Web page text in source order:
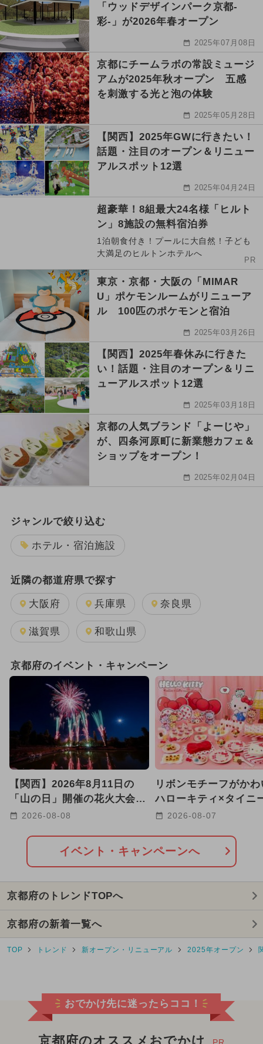
「ウッドデザインパーク京都-
彩-」が2026年春オープン
2025年07月08日
京都にチームラボの常設ミュージ
アムが2025年秋オープン 五感
を刺激する光と泡の体験
2025年05月28日
【関西】2025年GWに行きたい！
話題・注目のオープン＆リニュー
アルスポット12選
2025年04月24日
超豪華！8組最大24名様「ヒルト
ン」8施設の無料宿泊券
1泊朝食付き！プールに大自然！子ども
大満足のヒルトンホテルへ
PR
東京・京都・大阪の「MIMAR
U」ポケモンルームがリニューア
ル 100匹のポケモンと宿泊
2025年03月26日
【関西】2025年春休みに行きた
い！話題・注目のオープン＆リニ
ューアルスポット12選
2025年03月18日
京都の人気ブランド「よーじや」
が、四条河原町に新業態カフェ＆
ショップをオープン！
2025年02月04日
ジャンルで絞り込む
ホテル・宿泊施設
近隣の都道府県で探す
大阪府 兵庫県 奈良県
滋賀県 和歌山県
京都府のイベント・キャンペーン
【関西】2026年8月11日の
「山の日」開催の花火大会4
選！川沿い・海辺・音楽花火
2026-08-08
リボンモチーフがか
ハローキティ×タイニ
ムのスイーツビュッ
2026-08-07
イベント・キャンペーンへ
京都府のトレンドTOPへ
京都府の新着一覧へ
TOP トレンド 新オープン・リニューアル 2025年オープン
おでかけ先に迷ったらココ！
京都府のオススメおでかけ PR